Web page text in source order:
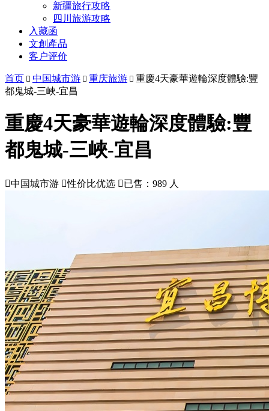
新疆旅行攻略
四川旅游攻略
入藏函
文創產品
客户评价
首页  中国城市游  重庆旅游  重慶4天豪華遊輪深度體驗:豐
都鬼城-三峽-宜昌
重慶4天豪華遊輪深度體驗:豐
都鬼城-三峽-宜昌
中国城市游 性价比优选 已售：989 人